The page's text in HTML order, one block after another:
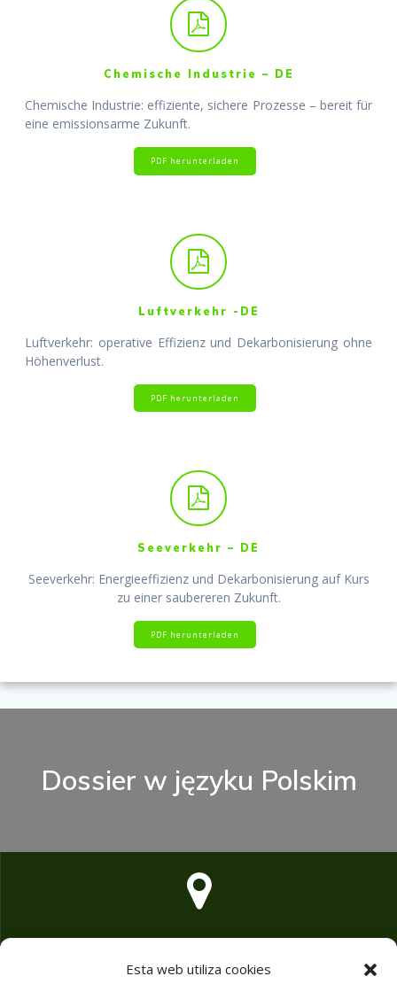
Esta web utiliza cookies
Chemische Industrie – DE
Chemische Industrie: effiziente, sichere Prozesse – bereit für
eine emissionsarme Zukunft.
PDF herunterladen
Luftverkehr -DE
Luftverkehr: operative Effizienz und Dekarbonisierung ohne
Höhenverlust.
PDF herunterladen
Seeverkehr – DE
Seeverkehr: Energieeffizienz und Dekarbonisierung auf Kurs
zu einer saubereren Zukunft.
PDF herunterladen
Dossier w języku Polskim
C/ Poeta Joan Maragall 47, Pl. 1ª, Of. 105, 28020 Madrid /Spain/